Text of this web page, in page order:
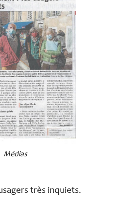
Médias
très inquiets.